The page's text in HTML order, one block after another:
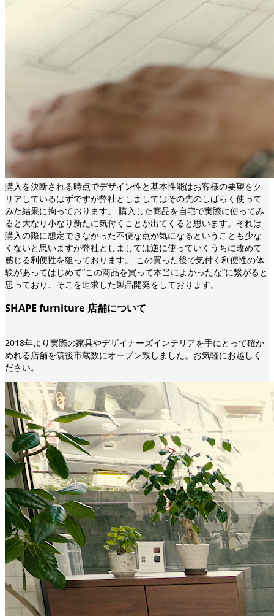
購入を決断される時点でデザイン性と基本性能はお客様の要望をク
リアしているはずですが弊社としましてはその先のしばらく使って
みた結果に拘っております。 購入した商品を自宅で実際に使ってみ
ると大なり小なり新たに気付くことが出てくると思います。それは
購入の際に想定できなかった不便な点が気になるということも少な
くないと思いますが弊社としましては逆に使っていくうちに改めて
感じる利便性を狙っております。 この買った後で気付く利便性の体
験があってはじめて”この商品を買って本当によかったな”に繋がると
思っており、そこを追求した製品開発をしております。
SHAPE furniture 店舗について
2018年より実際の家具やデザイナーズインテリアを手にとって確か
めれる店舗を筑後市蔵数にオープン致しました。お気軽にお越しく
ださい。